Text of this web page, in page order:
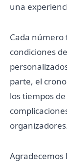
una
Cada número
condiciones
parte, el
los tiempos
Agradecemos